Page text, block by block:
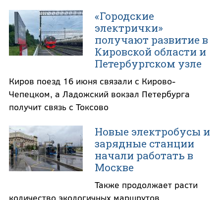
«Городские
электрички»
получают развитие в
Кировской области и
Петербургском узле
Киров поезд 16 июня связали с Кирово-
Чепецком, а Ладожский вокзал Петербурга
получит связь с Токсово
Новые электробусы и
зарядные станции
начали работать в
Москве
Также продолжает расти
количество экологичных маршрутов